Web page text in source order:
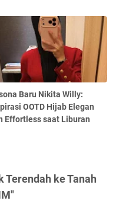
Baru Nikita Willy:
OOTD Hijab Elegan
Effortless saat Liburan
ke Tanah